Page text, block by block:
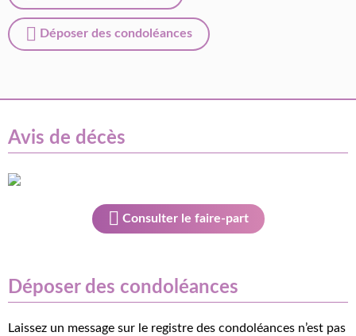
Déposer des condoléances
Avis de décès
Consulter le faire-part
Déposer des condoléances
Laissez un message sur le registre des condoléances n’est pas